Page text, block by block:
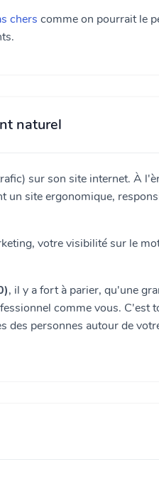
chers comme on pourrait le
naturel
sur son site internet. À
un site ergonomique,
votre visibilité sur le
, il y a fort à parier, qu'une
comme vous. C'est
des personnes autour de